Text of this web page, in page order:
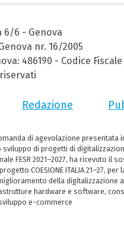
6/6 - Genova
nr. 16/2005
486190 - Codice
Redazione
di agevolazione
sviluppo di progetti di
FESR 2021–2027, ha ricevuto il
COESIONE ITALIA 21–27,
della digitalizzazione
hardware e software,
e-commerce